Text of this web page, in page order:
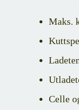
Maks.
Celle